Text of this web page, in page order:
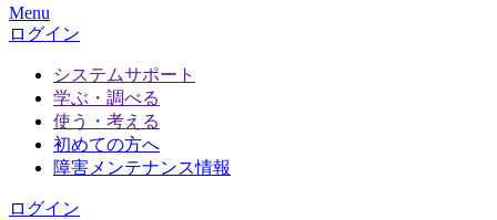
Menu
ログイン
システムサポート
学ぶ・調べる
使う・考える
初めての方へ
障害メンテナンス情報
ログイン